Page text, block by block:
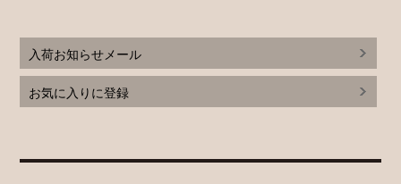
入荷お知らせメール
お気に入りに登録